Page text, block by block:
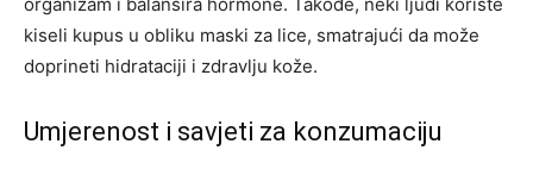
kiseli kupus u obliku maski za lice, smatrajući da može
doprineti hidrataciji i zdravlju kože.
Umjerenost i savjeti za konzumaciju